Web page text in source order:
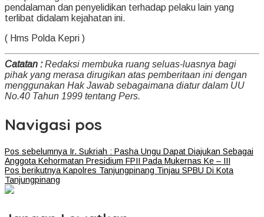
pendalaman dan penyelidikan terhadap pelaku lain yang
terlibat didalam kejahatan ini.
( Hms Polda Kepri )
Catatan :Redaksi membuka ruang seluas-luasnya bagi
pihak yang merasa dirugikan atas pemberitaan ini dengan
menggunakan Hak Jawab sebagaimana diatur dalam UU
No.40 Tahun 1999 tentang Pers.
Navigasi pos
Pos sebelumnyaIr. Sukriah : Pasha Ungu Dapat Diajukan Sebagai
Anggota Kehormatan Presidium FPII Pada Mukernas Ke – III
Pos berikutnyaKapolres Tanjungpinang Tinjau SPBU Di Kota
Tanjungpinang